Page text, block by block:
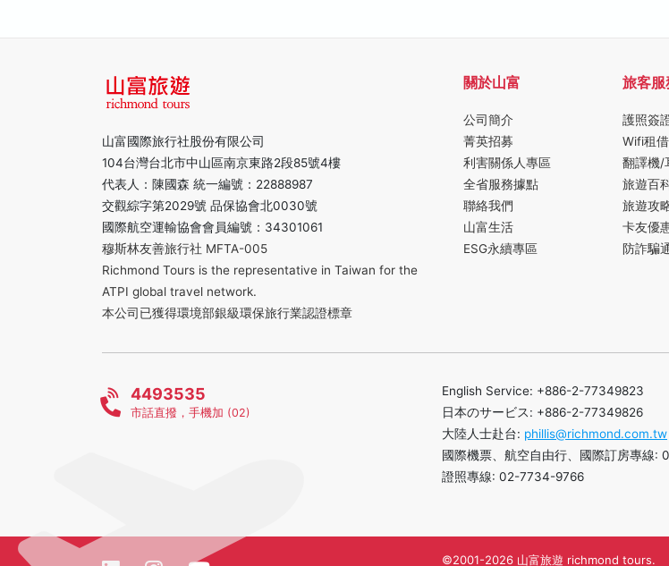
山富國際旅行社股份有限公司
104台灣台北市中山區南京東路2段85號4樓
代表人：陳國森 統一編號：22888987
交觀綜字第2029號 品保協會北0030號
國際航空運輸協會會員編號：34301061
穆斯林友善旅行社 MFTA-005
Richmond Tours is the representative in Taiwan for the
ATPI global travel network.
本公司已獲得環境部銀級環保旅行業認證標章
關於山富
公司簡介
菁英招募
利害關係人專區
全省服務據點
聯絡我們
山富生活
ESG永續專區
旅客服
護照簽
Wifi租借
翻譯機/
旅遊百
旅遊攻
卡友優
防詐騙
4493535
市話直撥，手機加 (02)
English Service: +886-2-77349823
日本のサービス: +886-2-77349826
大陸人士赴台: phillis@richmond.com.tw
國際機票、航空自由行、國際訂房專線:
證照專線: 02-7734-9766
©2001-2026 山富旅遊 richmond tours.